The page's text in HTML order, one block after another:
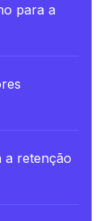
para a
a retenção